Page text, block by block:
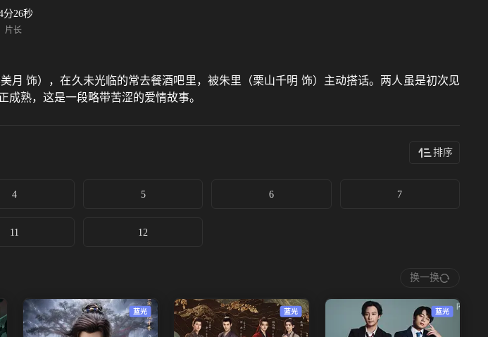
分26秒
片长
饰），在久未光临的常去餐酒吧里，被朱里（栗山千明 饰）主动搭话。两人虽是初次见
熟，这是一段略带苦涩的爱情故事。
排序
4 5 6 7
11 12
换一换
蓝光 蓝光 蓝光